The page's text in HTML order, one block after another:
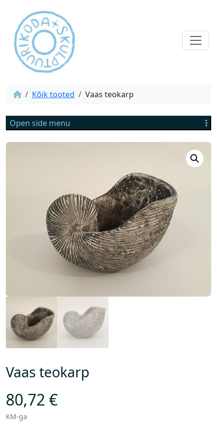
Kõik tooted Vaas teokarp
Open side menu
Vaas teokarp
80,72 €
KM-ga